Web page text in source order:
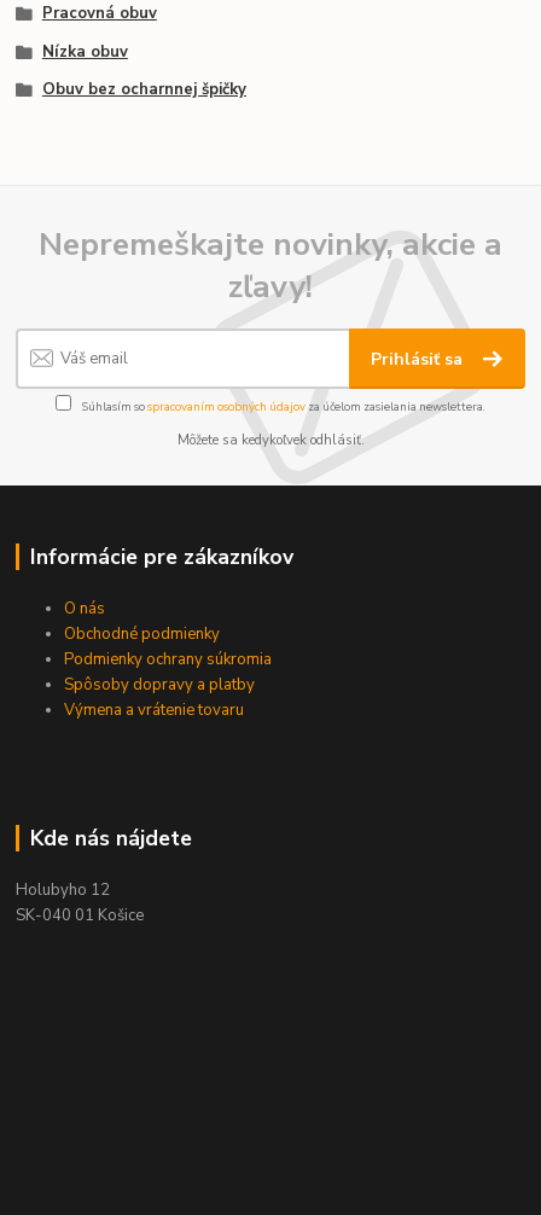
Pracovná obuv
Nízka obuv
Obuv bez ocharnnej špičky
Nepremeškajte novinky, akcie a
zľavy!
Prihlásiť sa
Súhlasím sospracovaním osobných údajov za účelom zasielania newslettera.
Môžete sa kedykoľvek odhlásiť.
Informácie pre zákazníkov
O nás
Obchodné podmienky
Podmienky ochrany súkromia
Spôsoby dopravy a platby
Výmena a vrátenie tovaru
Kde nás nájdete
Holubyho 12
SK-040 01 Košice